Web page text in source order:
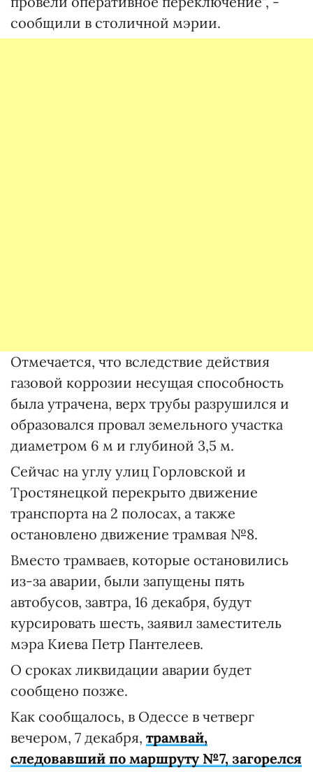
сообщили в столичной мэрии.
Отмечается, что вследствие действия
газовой коррозии несущая способность
была утрачена, верх трубы разрушился и
образовался провал земельного участка
диаметром 6 м и глубиной 3,5 м.
Сейчас на углу улиц Горловской и
Тростянецкой перекрыто движение
транспорта на 2 полосах, а также
остановлено движение трамвая №8.
Вместо трамваев, которые остановились
из-за аварии, были запущены пять
автобусов, завтра, 16 декабря, будут
курсировать шесть, заявил заместитель
мэра Киева Петр Пантелеев.
О сроках ликвидации аварии будет
сообщено позже.
Как сообщалось, в Одессе в четверг
вечером, 7 декабря, трамвай,
следовавший по маршруту №7, загорелся